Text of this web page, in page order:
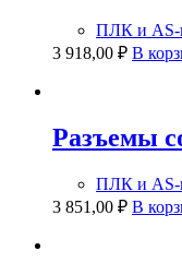
ПЛК и AS-
3 918,00 ₽ В
Разъемы
ПЛК и AS-
3 851,00 ₽ В